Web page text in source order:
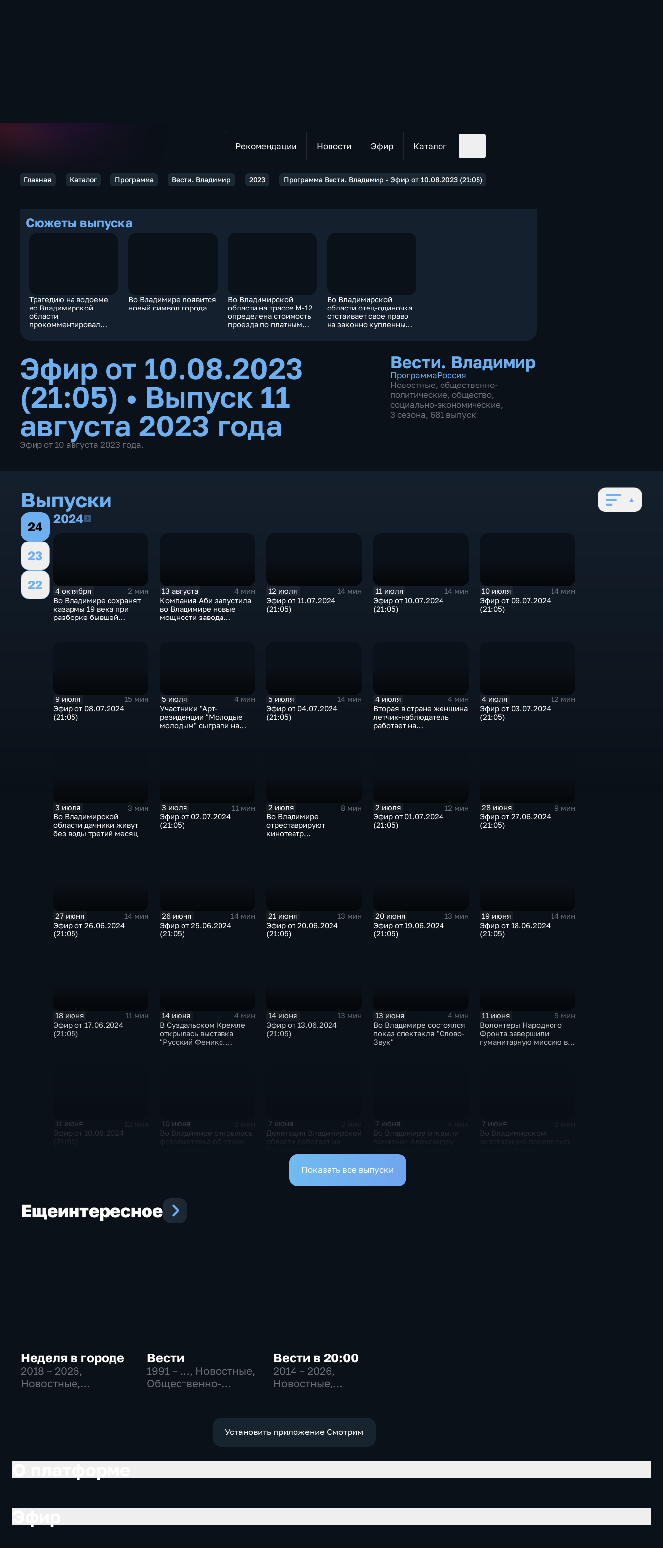
Рекомендации Новости Эфир Каталог
Главная Каталог Программа Вести. Владимир 2023 Программа Вести. Владимир - Эфир от 10.08.2023 (21:05)
Сюжеты выпуска
Трагедию на водоеме
во Владимирской
области
прокомментировал
Во Владимире появится
новый символ города
Во Владимирской
области на трассе М-12
определена стоимость
проезда по платным
Во Владимирской
области отец-одиночка
отстаивает свое право
на законно купленный
Эфир от 10.08.2023
(21:05) • Выпуск 11
августа 2023 года
Эфир от 10 августа 2023 года.
Вести. Владимир
ПрограммаРоссия
Новостные, общественно-
политические, общество,
социально-экономические,
3 сезона, 681 выпуск
Выпуски
24
23
22
20242024
4 октября
2 мин
Во Владимире сохранят
казармы 19 века при
разборке бывшей
13 августа
4 мин
Компания Аби запустила
во Владимире новые
мощности завода
12 июля
14 мин
Эфир от 11.07.2024
(21:05)
11 июля
14 мин
Эфир от 10.07.2024
(21:05)
10 июля
14 мин
Эфир от 09.07.2024
(21:05)
9 июля
15 мин
Эфир от 08.07.2024
(21:05)
5 июля
4 мин
Участники "Арт-
резиденции "Молодые
молодым" сыграли на
5 июля
14 мин
Эфир от 04.07.2024
(21:05)
4 июля
4 мин
Вторая в стране женщина
летчик-наблюдатель
работает на
4 июля
12 мин
Эфир от 03.07.2024
(21:05)
3 июля
3 мин
Во Владимирской
области дачники живут
без воды третий месяц
3 июля
11 мин
Эфир от 02.07.2024
(21:05)
2 июля
8 мин
Во Владимире
отреставрируют
кинотеатр
2 июля
12 мин
Эфир от 01.07.2024
(21:05)
28 июня
9 мин
Эфир от 27.06.2024
(21:05)
27 июня
14 мин
Эфир от 26.06.2024
(21:05)
26 июня
14 мин
Эфир от 25.06.2024
(21:05)
21 июня
13 мин
Эфир от 20.06.2024
(21:05)
20 июня
13 мин
Эфир от 19.06.2024
(21:05)
19 июня
14 мин
Эфир от 18.06.2024
(21:05)
18 июня
11 мин
Эфир от 17.06.2024
(21:05)
14 июня
4 мин
В Суздальском Кремле
открылась выставка
"Русский Феникс.
14 июня
13 мин
Эфир от 13.06.2024
(21:05)
13 июня
4 мин
Во Владимире состоялся
показ спектакля "Слово-
Звук"
11 июня
5 мин
Волонтеры Народного
Фронта завершили
гуманитарную миссию в
11 июня
Эфир от 10.06.2024
10 июня
Во Владимире открылась
7 июня
Делегация Владимирской
экономическом форуме
7 июня
Во Владимире открыли
7 июня
Во Владимирском
Показать все выпуски
Ещеинтересное
Неделя в городе
2018 – 2026,
Новостные,
Вести
1991 – …, Новостные,
Общественно-
Вести в 20:00
2014 – 2026,
Новостные,
Установить приложение Смотрим